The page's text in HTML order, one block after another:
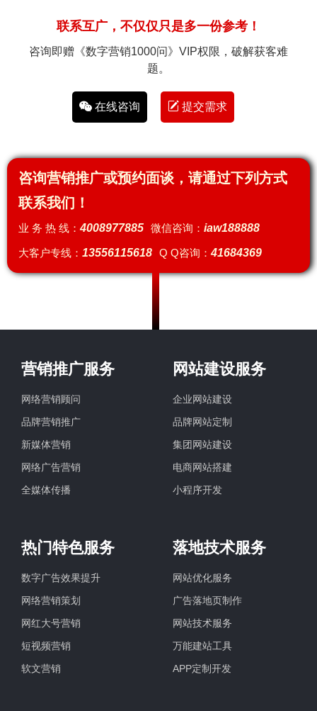
联系互广，不仅仅只是多一份参考！
咨询即赠《数字营销1000问》VIP权限，破解获客难
题。
在线咨询 提交需求
咨询营销推广或预约面谈，请通过下列方式
联系我们！
业 务 热 线：4008977885 微信咨询： iaw188888
大客户专线： 13556115618 Q Q咨询：41684369
营销推广服务
网络营销顾问
品牌营销推广
新媒体营销
网络广告营销
全媒体传播
网站建设服务
企业网站建设
品牌网站定制
集团网站建设
电商网站搭建
小程序开发
热门特色服务
数字广告效果提升
网络营销策划
网红大号营销
短视频营销
软文营销
落地技术服务
网站优化服务
广告落地页制作
网站技术服务
万能建站工具
APP定制开发